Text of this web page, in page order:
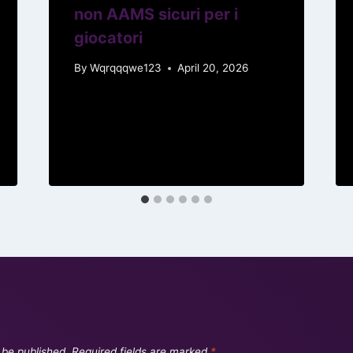
non AAMS sicuri per i
giocatori
By Wqrqqqwe123 April 20, 2026